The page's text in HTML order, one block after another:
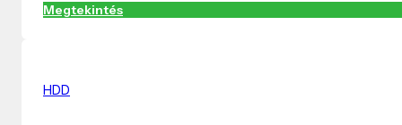
Megtekintés
HDD